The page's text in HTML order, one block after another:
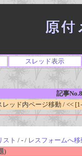
スレッド表示
記事
レッド内ページ移動 / <<
スト / - / レスフォームへ移
)